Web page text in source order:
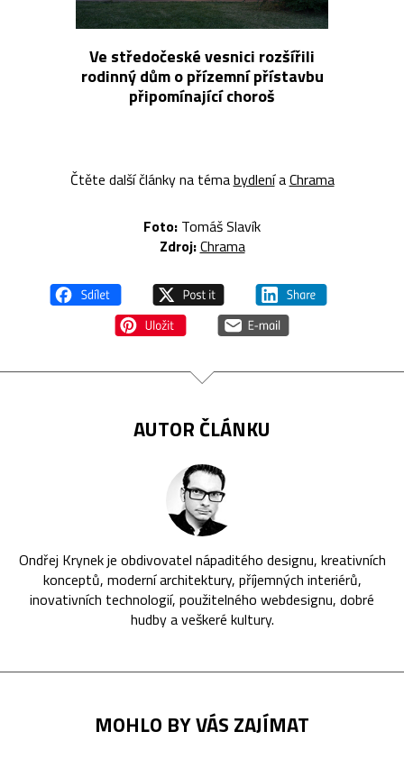
Ve středočeské vesnici rozšířili
rodinný dům o přízemní přístavbu
připomínající choroš
Čtěte další články na témabydleníaChrama
Foto: Tomáš Slavík
Zdroj:Chrama
AUTOR ČLÁNKU
Ondřej Krynek je obdivovatel nápaditého designu, kreativních
konceptů, moderní architektury, příjemných interiérů,
inovativních technologií, použitelného webdesignu, dobré
hudby a veškeré kultury.
MOHLO BY VÁS ZAJÍMAT